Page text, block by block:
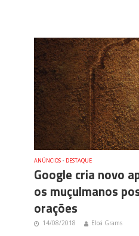
ANÚNCIOS • DESTAQUE
Google cria novo
os muçulmanos
orações
14/08/2018 Eloá Grams